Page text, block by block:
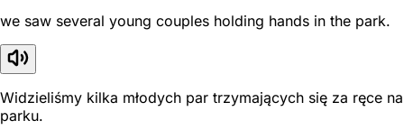
we saw several young couples holding hands in the park.
Widzieliśmy kilka młodych par trzymających się za ręce na
parku.